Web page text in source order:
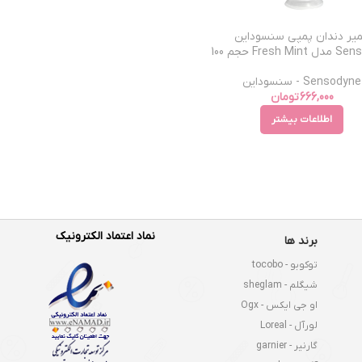
دندان پمپی سنسوداین
Sensodyne مدل Fresh Mint حجم 100
Sensodyne - سنسوداین
666,000تومان
اطلاعات بیشتر
برند ها
توکوبو - tocobo
شیگلم - sheglam
او جی ایکس - Ogx
لورآل - Loreal
گارنیر - garnier
نماد اعتماد الکترونیک